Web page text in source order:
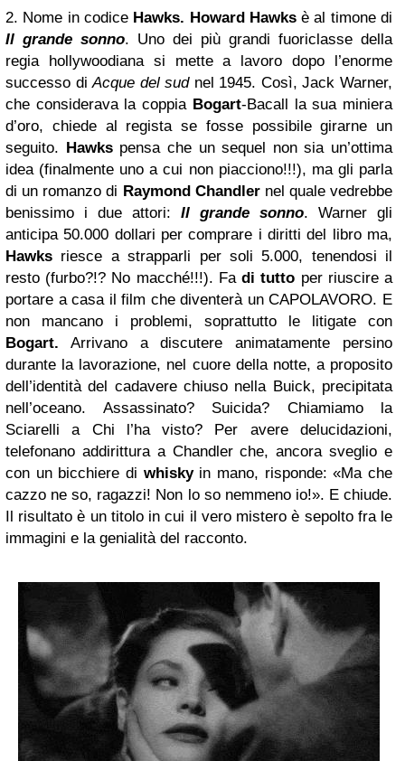
2. Nome in codice Hawks. Howard Hawksè al timone di
Il grande sonno. Uno dei più grandi fuoriclasse della
regia hollywoodiana si mette a lavoro dopo l’enorme
successo diAcque del sudnel 1945. Così, Jack Warner,
che considerava la coppia Bogart-Bacall la sua miniera
d’oro, chiede al regista se fosse possibile girarne un
seguito. Hawkspensa che un sequel non sia un’ottima
idea (finalmente uno a cui non piacciono!!!), ma gli parla
di un romanzo di Raymond Chandlernel quale vedrebbe
benissimo i due attori: Il grande sonno. Warner gli
anticipa 50.000 dollari per comprare i diritti del libro ma,
Hawks riesce a strapparli per soli 5.000, tenendosi il
resto (furbo?!? No macché!!!). Fadi tutto per riuscire a
portare a casa il film che diventerà un CAPOLAVORO. E
non mancano i problemi, soprattutto le litigate con
Bogart. Arrivano a discutere animatamente persino
durante la lavorazione, nel cuore della notte, a proposito
dell’identità del cadavere chiuso nella Buick, precipitata
nell’oceano. Assassinato? Suicida? Chiamiamo la
Sciarelli a Chi l’ha visto? Per avere delucidazioni,
telefonano addirittura a Chandler che, ancora sveglio e
con un bicchiere di whiskyin mano, risponde: «Ma che
cazzo ne so, ragazzi! Non lo so nemmeno io!». E chiude.
Il risultato è un titolo in cui il vero mistero è sepolto fra le
immagini e la genialità del racconto.